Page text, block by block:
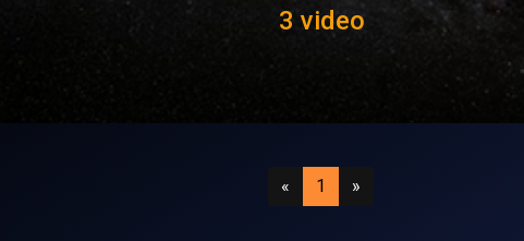
3 video
« Precedente
1 (attuale)
»